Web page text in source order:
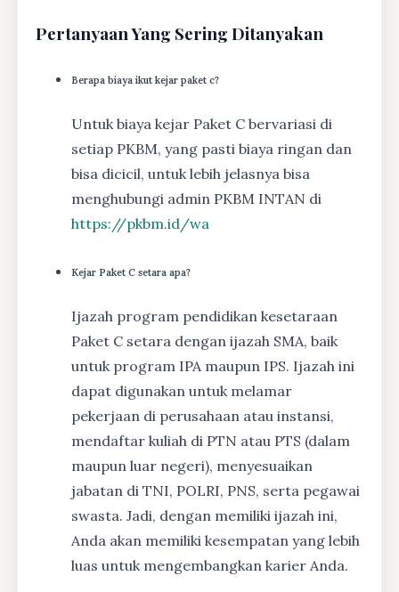
Pertanyaan Yang Sering Ditanyakan
Berapa biaya ikut kejar paket c?
Untuk biaya kejar Paket C bervariasi di
setiap PKBM, yang pasti biaya ringan dan
bisa dicicil, untuk lebih jelasnya bisa
menghubungi admin PKBM INTAN di
https://pkbm.id/wa
Kejar Paket C setara apa?
Ijazah program pendidikan kesetaraan
Paket C setara dengan ijazah SMA, baik
untuk program IPA maupun IPS. Ijazah ini
dapat digunakan untuk melamar
pekerjaan di perusahaan atau instansi,
mendaftar kuliah di PTN atau PTS (dalam
maupun luar negeri), menyesuaikan
jabatan di TNI, POLRI, PNS, serta pegawai
swasta. Jadi, dengan memiliki ijazah ini,
Anda akan memiliki kesempatan yang lebih
luas untuk mengembangkan karier Anda.